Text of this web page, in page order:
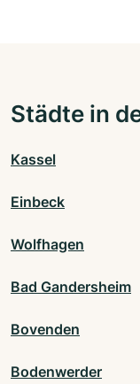
Städte in
Kassel
Einbeck
Wolfhagen
Bad Gandersheim
Bovenden
Bodenwerder